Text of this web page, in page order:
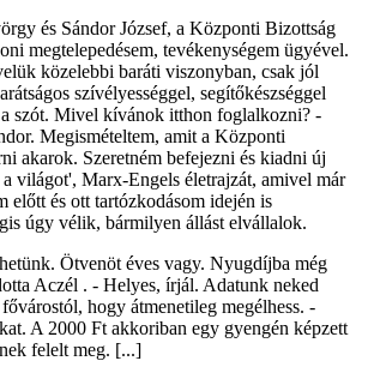
és Sándor József, a Központi Bizottság
megtelepedésem, tevékenységem ügyével.
közelebbi baráti viszonyban, csak jól
szívélyességgel, segítőkészséggel
szót. Mivel kívánok itthon foglalkozni? -
Megismételtem, amit a Központi
akarok. Szeretném befejezni és kiadni új
világot', Marx-Engels életrajzát, amivel már
előtt és ott tartózkodásom idején is
úgy vélik, bármilyen állást elvállalok.
Ötvenöt éves vagy. Nyugdíjba még
Aczél . - Helyes, írjál. Adatunk neked
hogy átmenetileg megélhess. -
A 2000 Ft akkoriban egy gyengén képzett
felelt meg. [...]